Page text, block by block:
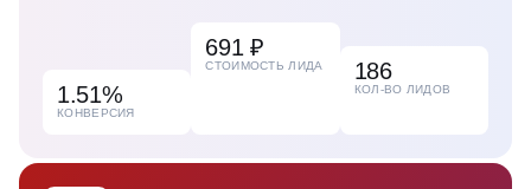
1.51%
КОНВЕРСИЯ
691 ₽
СТОИМОСТЬ ЛИДА 186
КОЛ-ВО ЛИДОВ